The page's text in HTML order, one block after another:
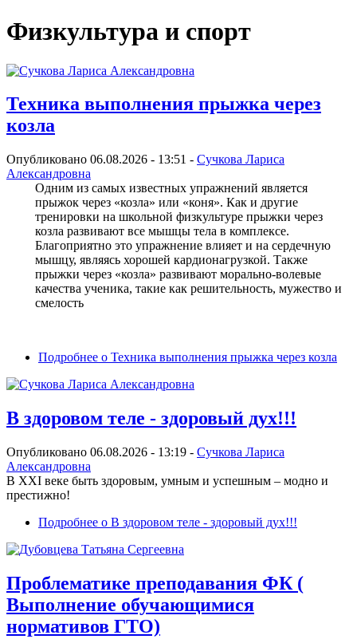
Физкультура и спорт
Техника выполнения прыжка через
козла
Опубликовано 06.08.2026 - 13:51 - Сучкова Лариса
Александровна
Одним из самых известных упражнений является
прыжок через «козла» или «коня». Как и другие
тренировки на школьной физкультуре прыжки через
козла развивают все мышцы тела в комплексе.
Благоприятно это упражнение влияет и на сердечную
мышцу, являясь хорошей кардионагрузкой. Также
прыжки через «козла» развивают морально-волевые
качества ученика, такие как решительность, мужество и
смелость
Подробнее о Техника выполнения прыжка через козла
В здоровом теле - здоровый дух!!!
Опубликовано 06.08.2026 - 13:19 - Сучкова Лариса
Александровна
В XXI веке быть здоровым, умным и успешным – модно и
престижно!
Подробнее о В здоровом теле - здоровый дух!!!
Проблематике преподавания ФК (
Выполнение обучающимися
нормативов ГТО)